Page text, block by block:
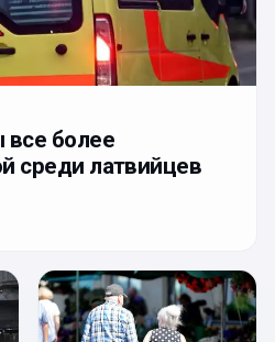
все более
среди латвийцев